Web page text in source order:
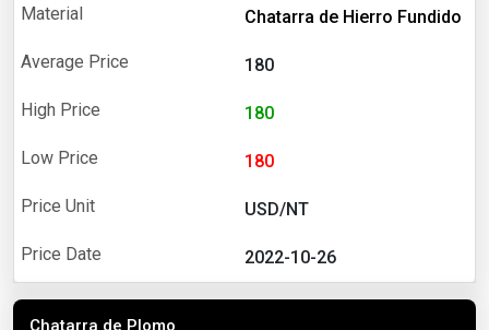
Chatarra de Hierro Fundido
180
180
180
USD/NT
2022-10-26
Chatarra de Plomo